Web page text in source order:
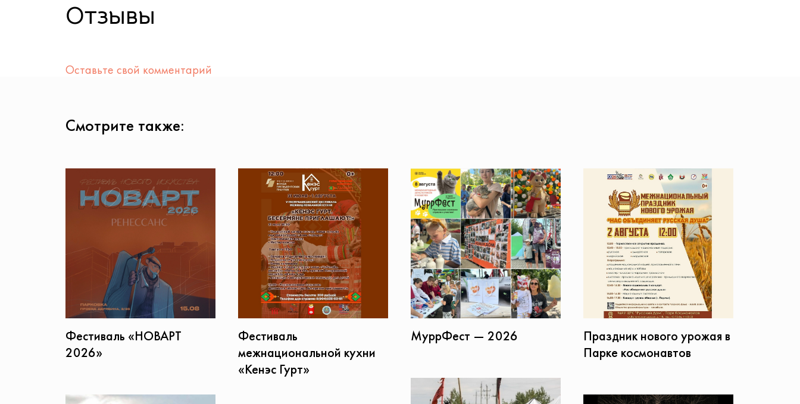
Отзывы
Оставьте свой комментарий
Смотрите также:
Фестиваль «НОВАРТ
2026»
Фестиваль
межнациональной кухни
«Кенэс Гурт»
МуррФест — 2026
Праздник нового урожая в
Парке космонавтов